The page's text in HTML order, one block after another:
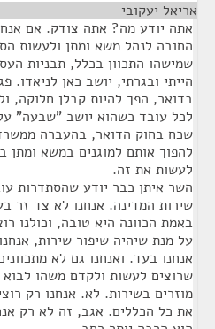
אריאל יעקובי
אתה יודע מה? אתה צודק. אם
החובה לנהל משא ומתן ולעשות
שמישהו התכוון בכלל, תבניות
הייתי ובגרתי, יושב כאן
בדואר, הפך להיות קבלן חלוקה,
לכל עובד כשהוא יושב "שבעה"
שכח בחוק הדואר, בהעברה
להפוך אותם למוגנים במשא ומתן
לעשות את זה.
השר איתן כבר יודע שהסתדרות
שירות המדינה. אנחנו לא צד זר
באמת הכוונה היא טובה, וכולנו
על מנת שיהיה שיפור שירות,
אנחנו בעד. ואנחנו גם לא
שרוצים לעשות ולקדם משהו
מוזרים בשירות. לא. אנחנו רק
את כל הכללים. אגב, זה לא רק